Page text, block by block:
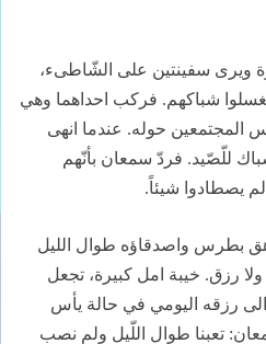
سفينتين على الشّاطىء،
شباكهم. فركب احداهما وهي
المجتمعين حوله. عندما انهى
للّصّيد. فردّ سمعان بأنّهم
يصطادوا شيئاً.
بطرس واصدقاؤه طوال الليل
رزق. خيبة امل كبيرة، تجعل
رزقه اليومي في حالة يأس
تعبنا طوال اللّيل ولم نصب